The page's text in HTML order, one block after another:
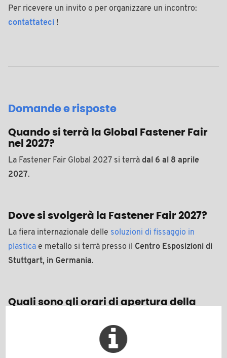
Per ricevere un invito o per organizzare un incontro:
contattateci !
Domande e risposte
Quando si terrà la Global Fastener Fair
nel 2027?
La Fastener Fair Global 2027 si terrà dal 6 al 8 aprile
2027.
Dove si svolgerà la Fastener Fair 2027?
La fiera internazionale delle soluzioni di fissaggio in
plastica e metallo si terrà presso il Centro Esposizioni di
Stuttgart, in Germania.
Quali sono gli orari di apertura della
Le porte della fiera saranno aperte ai visitatori nei